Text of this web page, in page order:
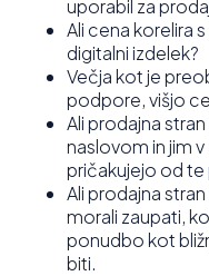
uporabil za
Ali cena korelira
digitalni izdelek?
Večja kot je
podpore, višjo
Ali prodajna
naslovom in jim
pričakujejo od
Ali prodajna
morali zaupati,
ponudbo kot
biti.